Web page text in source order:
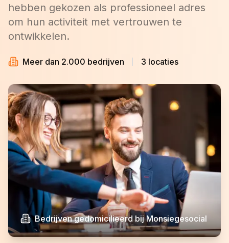
hebben gekozen als professioneel adres
om hun activiteit met vertrouwen te
ontwikkelen.
Meer dan 2.000 bedrijven 3 locaties
Bedrijven gedomicilieerd bij Monsiegesocial